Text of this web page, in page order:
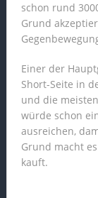
schon rund
Grund
Einer der
Short-Seite in
und die
würde schon
ausreichen,
Grund macht
kauft.